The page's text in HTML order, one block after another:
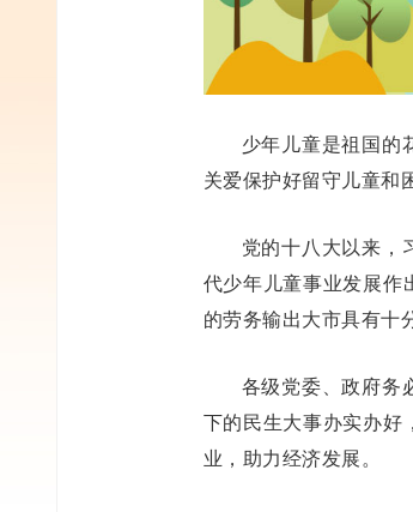
少年儿童是祖国的
关爱保护好留守儿童和
党的十八大以来，
代少年儿童事业发展作
的劳务输出大市具有十
各级党委、政府务
下的民生大事办实办好
业，助力经济发展。